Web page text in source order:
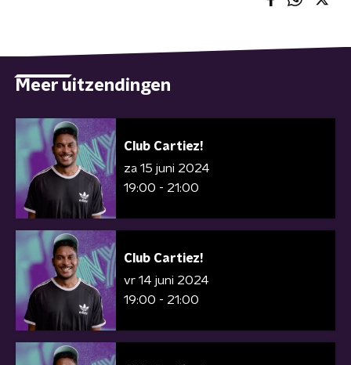
Meer uitzendingen
Club Cartiez!
za 15 juni 2024
19:00 - 21:00
Club Cartiez!
vr 14 juni 2024
19:00 - 21:00